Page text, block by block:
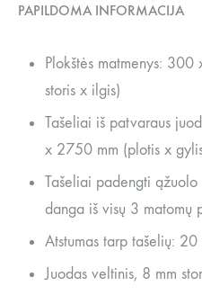
PAPILDOMA INFORMACIJA
Plokštės matmenys:
storis x ilgis)
Tašeliai iš patvaraus
x 2750 mm (plotis x
Tašeliai padengti ąžuolo
danga iš visų 3 matomų
Atstumas tarp tašelių: 20
Juodas veltinis, 8 mm